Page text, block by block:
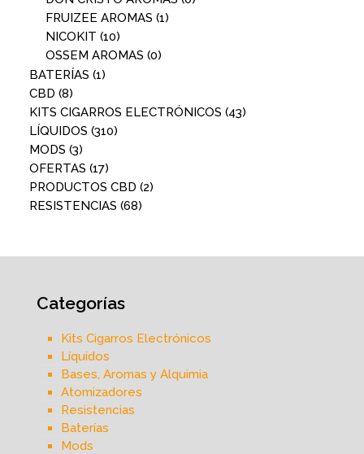
FRUIZEE AROMAS (1)
NICOKIT (10)
OSSEM AROMAS (0)
BATERÍAS (1)
CBD (8)
KITS CIGARROS ELECTRÓNICOS (43)
LÍQUIDOS (310)
MODS (3)
OFERTAS (17)
PRODUCTOS CBD (2)
RESISTENCIAS (68)
Categorías
Kits Cigarros Electrónicos
Líquidos
Bases, Aromas y Alquimia
Atomizadores
Resistencias
Baterías
Mods